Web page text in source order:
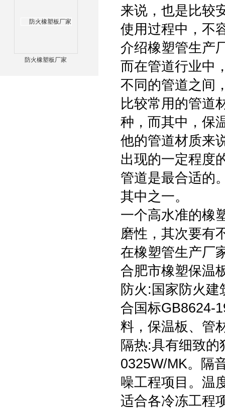
防火橡塑板厂家
来说，也是比较
使用过程中，不
介绍橡塑管生产
而在管道行业中
不同的管道之间
比较常用的管道
种，而其中，保
他的管道材质来
出现的一定程度
管道是最合适的
其中之一。
一个高水准的橡
磨性，其次要有
在橡塑管生产厂
合肥市橡塑保温
防火:国家防火
合国标GB8624-
料，保温板、管
隔热:具有细致
0325W/MK。隔
噪工程项目。温
适合各冷冻工程